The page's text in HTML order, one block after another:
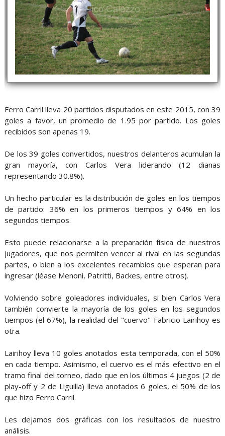
Ferro Carril lleva 20 partidos disputados en este 2015, con 39
goles a favor, un promedio de 1.95 por partido. Los goles
recibidos son apenas 19.
De los 39 goles convertidos, nuestros delanteros acumulan la
gran mayoría, con Carlos Vera liderando (12 dianas
representando 30.8%).
Un hecho particular es la distribución de goles en los tiempos
de partido: 36% en los primeros tiempos y 64% en los
segundos tiempos.
Esto puede relacionarse a la preparación física de nuestros
jugadores, que nos permiten vencer al rival en las segundas
partes, o bien a los excelentes recambios que esperan para
ingresar (léase Menoni, Patritti, Backes, entre otros).
Volviendo sobre goleadores individuales, si bien Carlos Vera
también convierte la mayoría de los goles en los segundos
tiempos (el 67%), la realidad del "cuervo" Fabricio Lairihoy es
otra.
Lairihoy lleva 10 goles anotados esta temporada, con el 50%
en cada tiempo. Asimismo, el cuervo es el más efectivo en el
tramo final del torneo, dado que en los últimos 4 juegos (2 de
play-off y 2 de Liguilla) lleva anotados 6 goles, el 50% de los
que hizo Ferro Carril.
Les dejamos dos gráficas con los resultados de nuestro
análisis.